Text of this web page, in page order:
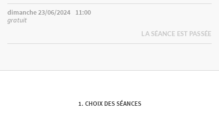
dimanche 23/06/2024
11:00
gratuit
LA SÉANCE EST PASSÉE
CHOIX DES SÉANCES